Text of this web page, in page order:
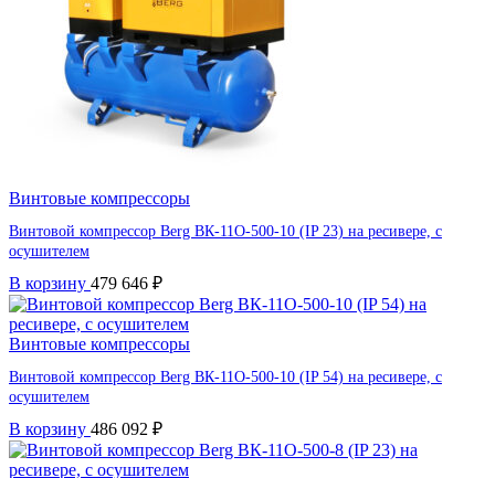
Винтовые компрессоры
Винтовой компрессор Berg ВК-11О-500-10 (IP 23) на ресивере, с
осушителем
В корзину 479 646 ₽
Винтовые компрессоры
Винтовой компрессор Berg ВК-11О-500-10 (IP 54) на ресивере, с
осушителем
В корзину 486 092 ₽